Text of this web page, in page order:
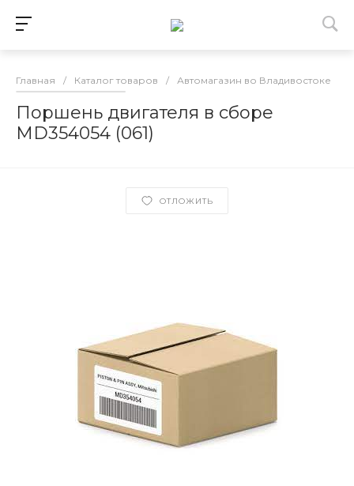
Главная / Каталог товаров / Автомагазин во Владивостоке
Поршень двигателя в сборе
MD354054 (061)
ОТЛОЖИТЬ